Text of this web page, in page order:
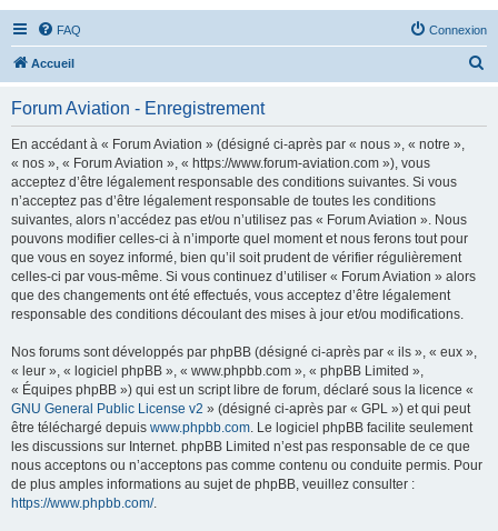
FAQ Connexion
Accueil
Forum Aviation - Enregistrement
En accédant à « Forum Aviation » (désigné ci-après par « nous », « notre »,
« nos », « Forum Aviation », « https://www.forum-aviation.com »), vous
acceptez d’être légalement responsable des conditions suivantes. Si vous
n’acceptez pas d’être légalement responsable de toutes les conditions
suivantes, alors n’accédez pas et/ou n’utilisez pas « Forum Aviation ». Nous
pouvons modifier celles-ci à n’importe quel moment et nous ferons tout pour
que vous en soyez informé, bien qu’il soit prudent de vérifier régulièrement
celles-ci par vous-même. Si vous continuez d’utiliser « Forum Aviation » alors
que des changements ont été effectués, vous acceptez d’être légalement
responsable des conditions découlant des mises à jour et/ou modifications.
Nos forums sont développés par phpBB (désigné ci-après par « ils », « eux »,
« leur », « logiciel phpBB », « www.phpbb.com », « phpBB Limited »,
« Équipes phpBB ») qui est un script libre de forum, déclaré sous la licence «
GNU General Public License v2 » (désigné ci-après par « GPL ») et qui peut
être téléchargé depuis www.phpbb.com. Le logiciel phpBB facilite seulement
les discussions sur Internet. phpBB Limited n’est pas responsable de ce que
nous acceptons ou n’acceptons pas comme contenu ou conduite permis. Pour
de plus amples informations au sujet de phpBB, veuillez consulter :
https://www.phpbb.com/.